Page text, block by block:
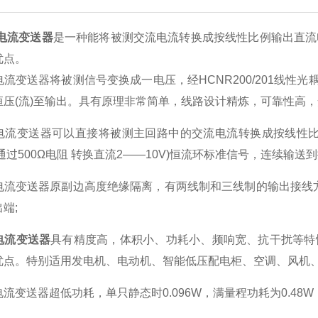
流变送器是一种能将被测交流电流转换成按线性比例输出直
。
送器将被测信号变换成一电压，经HCNR200/201线性光
压(流)至输出。具有原理非常简单，线路设计精炼，可靠性高
送器可以直接将被测主回路中的交流电流转换成按线性
500Ω电阻 转换直流2——10V)恒流环标准信号，连续输送到
送器原副边高度绝缘隔离，有两线制和三线制的输出接线
端;
变送器具有精度高，体积小、功耗小、频响宽、抗干扰等
点。特别适用发电机、电动机、智能低压配电柜、空调、风机
送器超低功耗，单只静态时0.096W，满量程功耗为0.48W